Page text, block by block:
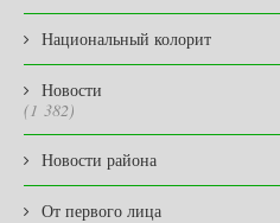
Национальный колорит
Новости
(1 382)
Новости района
От первого лица